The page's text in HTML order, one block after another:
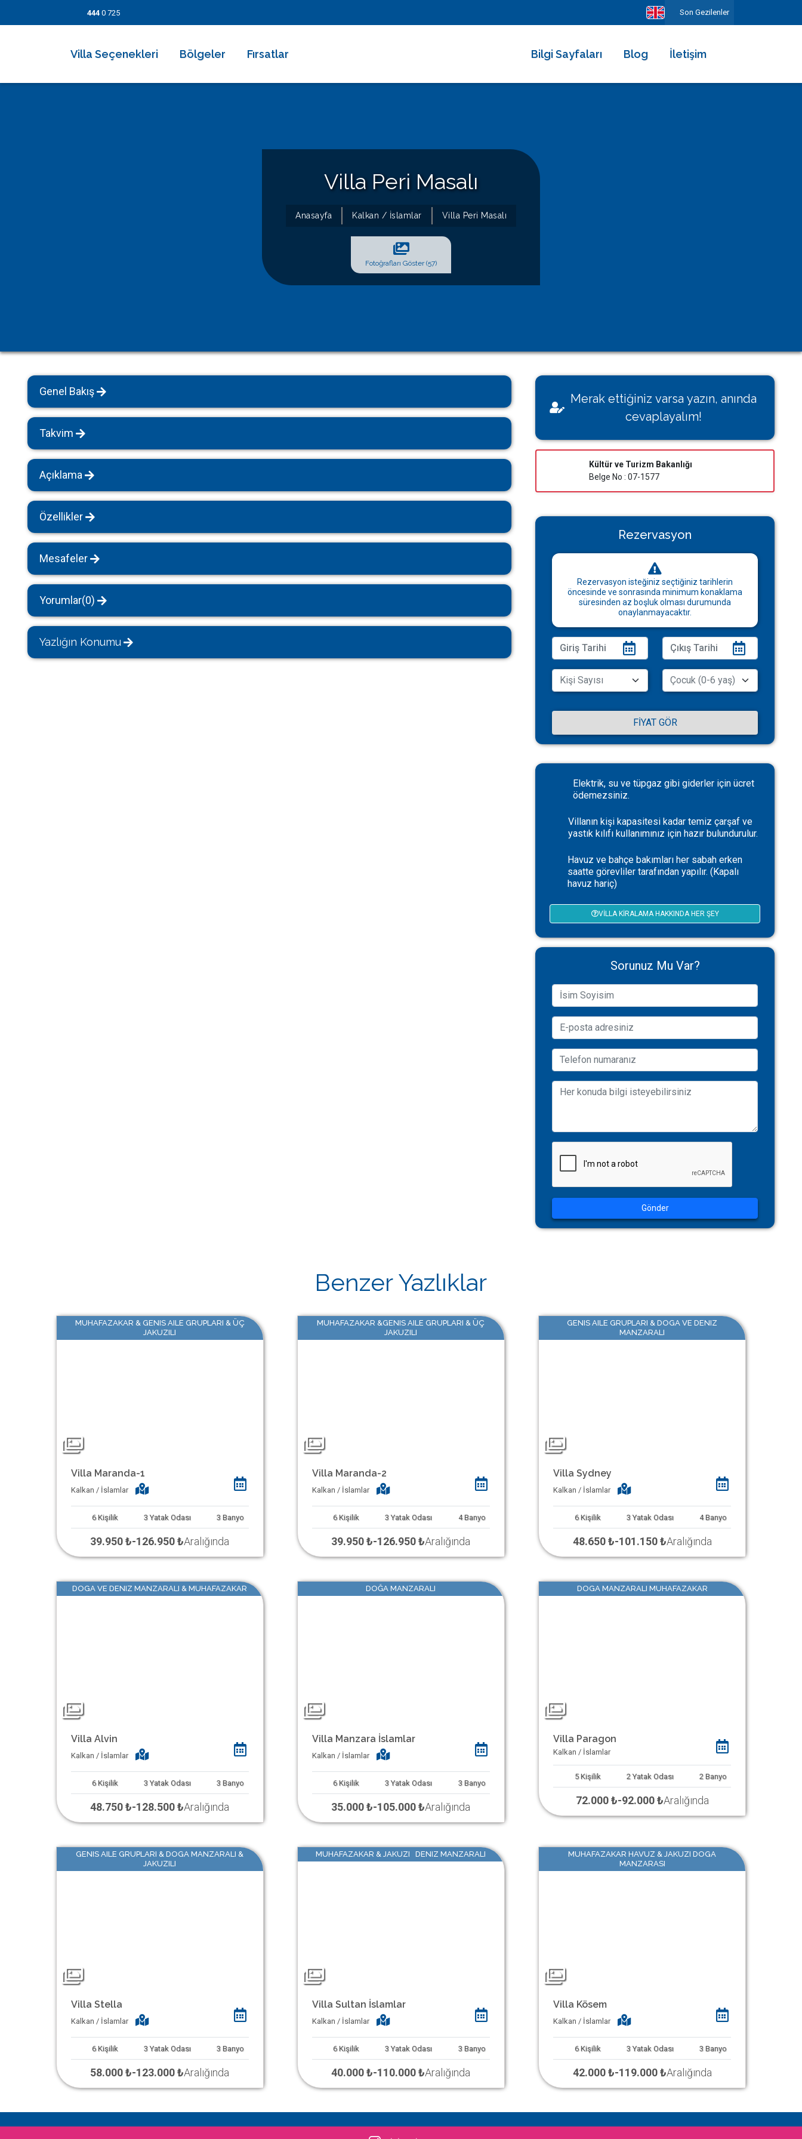
444 0 725 Son Gezilenler
Villa Seçenekleri
Kiralık Apartlar
Bungalov Evler
Kahvaltı Dahil Villalar
Tüm Villalar
Bölgeler Fırsatlar Bilgi Sayfaları
Erken Rezervasyonun Avantajları
Kişisel Verilerin Korunması
Villamı Kiraya Vermek İstiyorum
Sağlığınız Bizim İçin Değerli
Konut İzin Belge Başvurusu
Bakanlık Belgeli Konutlar
Blog İletişim
Villa Peri Masalı
Anasayfa Kalkan / İslamlar Villa Peri Masalı
Fotoğrafları Göster (57)
Genel Bakış
Takvim
Açıklama
Özellikler
Mesafeler
Yorumlar(0)
Yazlığın Konumu
Merak ettiğiniz varsa yazın, anında
cevaplayalım!
Kültür ve Turizm Bakanlığı
Belge No : 07-1577
Rezervasyon
Rezervasyon isteğiniz seçtiğiniz tarihlerin
öncesinde ve sonrasında minimum konaklama
süresinden az boşluk olması durumunda
onaylanmayacaktır.
FIYAT GÖR
Elektrik, su ve tüpgaz gibi giderler için ücret
ödemezsiniz.
Villanın kişi kapasitesi kadar temiz çarşaf ve
yastık kılıfı kullanımınız için hazır bulundurulur.
Havuz ve bahçe bakımları her sabah erken
saatte görevliler tarafından yapılır. (Kapalı
havuz hariç)
VILLA KIRALAMA HAKKINDA HER ŞEY
Sorunuz Mu Var?
Gönder
Benzer Yazlıklar
MUHAFAZAKAR & GENIS AILE GRUPLARI & ÜÇ
JAKUZILI
Villa Maranda-1
Kalkan / İslamlar
6 Kişilik 3 Yatak Odası 3 Banyo
39.950 ₺-126.950 ₺Aralığında
MUHAFAZAKAR &GENIS AILE GRUPLARI & ÜÇ
JAKUZILI
Villa Maranda-2
Kalkan / İslamlar
6 Kişilik 3 Yatak Odası 4 Banyo
39.950 ₺-126.950 ₺Aralığında
GENIS AILE GRUPLARI & DOGA VE DENIZ
MANZARALI
Villa Sydney
Kalkan / İslamlar
6 Kişilik 3 Yatak Odası 4 Banyo
48.650 ₺-101.150 ₺Aralığında
DOGA VE DENIZ MANZARALI & MUHAFAZAKAR
Villa Alvin
Kalkan / İslamlar
6 Kişilik 3 Yatak Odası 3 Banyo
48.750 ₺-128.500 ₺Aralığında
DOĞA MANZARALI
Villa Manzara İslamlar
Kalkan / İslamlar
6 Kişilik 3 Yatak Odası 3 Banyo
35.000 ₺-105.000 ₺Aralığında
DOGA MANZARALI MUHAFAZAKAR
Villa Paragon
Kalkan / İslamlar
5 Kişilik 2 Yatak Odası 2 Banyo
72.000 ₺-92.000 ₺Aralığında
GENIS AILE GRUPLARI & DOGA MANZARALI &
JAKUZILI
Villa Stella
Kalkan / İslamlar
6 Kişilik 3 Yatak Odası 3 Banyo
58.000 ₺-123.000 ₺Aralığında
MUHAFAZAKAR & JAKUZI DENIZ MANZARALI
Villa Sultan İslamlar
Kalkan / İslamlar
6 Kişilik 3 Yatak Odası 3 Banyo
40.000 ₺-110.000 ₺Aralığında
MUHAFAZAKAR HAVUZ & JAKUZI DOGA
MANZARASI
Villa Kösem
Kalkan / İslamlar
6 Kişilik 3 Yatak Odası 3 Banyo
42.000 ₺-119.000 ₺Aralığında